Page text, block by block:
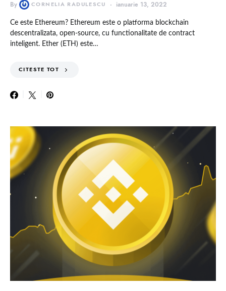
By CORNELIA RADULESCU ianuarie 13, 2022
Ce este Ethereum? Ethereum este o platforma blockchain
descentralizata, open-source, cu functionalitate de contract
inteligent. Ether (ETH) este…
CITESTE TOT